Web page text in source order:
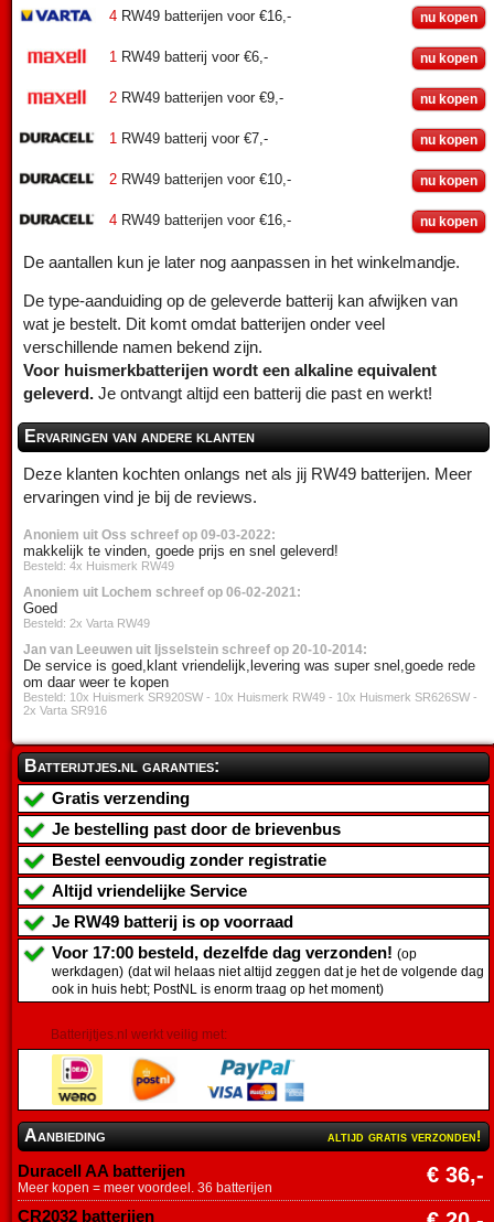
4 RW49 batterijen voor €16,- nu kopen
1 RW49 batterij voor €6,- nu kopen
2 RW49 batterijen voor €9,- nu kopen
1 RW49 batterij voor €7,- nu kopen
2 RW49 batterijen voor €10,- nu kopen
4 RW49 batterijen voor €16,- nu kopen
De aantallen kun je later nog aanpassen in het winkelmandje.
De type-aanduiding op de geleverde batterij kan afwijken van
wat je bestelt. Dit komt omdat batterijen onder veel
verschillende namen bekend zijn.
Voor huismerkbatterijen wordt een alkaline equivalent
geleverd. Je ontvangt altijd een batterij die past en werkt!
Ervaringen van andere klanten
Deze klanten kochten onlangs net als jij RW49 batterijen. Meer
ervaringen vind je bij de reviews.
Anoniem uit Oss schreef op 09-03-2022:
makkelijk te vinden, goede prijs en snel geleverd!
Besteld: 4x Huismerk RW49
Anoniem uit Lochem schreef op 06-02-2021:
Goed
Besteld: 2x Varta RW49
Jan van Leeuwen uit Ijsselstein schreef op 20-10-2014:
De service is goed,klant vriendelijk,levering was super snel,goede rede
om daar weer te kopen
Besteld: 10x Huismerk SR920SW - 10x Huismerk RW49 - 10x Huismerk SR626SW -
2x Varta SR916
Batterijtjes.nl garanties:
Gratis verzending
Je bestelling past door de brievenbus
Bestel eenvoudig zonder registratie
Altijd vriendelijke Service
Je RW49 batterij is op voorraad
Voor 17:00 besteld, dezelfde dag verzonden! (op
werkdagen) (dat wil helaas niet altijd zeggen dat je het de volgende dag
ook in huis hebt; PostNL is enorm traag op het moment)
Batterijtjes.nl werkt veilig met:
Aanbieding altijd gratis verzonden!
Duracell AA batterijen € 36,-
Meer kopen = meer voordeel. 36 batterijen
CR2032 batterijen